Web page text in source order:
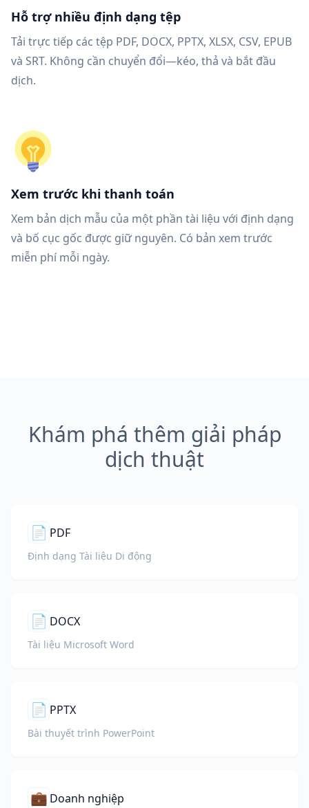
Hỗ trợ nhiều định dạng tệp
Tải trực tiếp các tệp PDF, DOCX, PPTX, XLSX, CSV, EPUB
và SRT. Không cần chuyển đổi—kéo, thả và bắt đầu
dịch.
Xem trước khi thanh toán
Xem bản dịch mẫu của một phần tài liệu với định dạng
và bố cục gốc được giữ nguyên. Có bản xem trước
miễn phí mỗi ngày.
Khám phá thêm giải pháp
dịch thuật
📄 PDF
Định dạng Tài liệu Di động
📄 DOCX
Tài liệu Microsoft Word
📄 PPTX
Bài thuyết trình PowerPoint
💼 Doanh nghiệp